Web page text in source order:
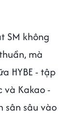
SM không
mà
HYBE - tập
và Kakao -
sân sâu vào